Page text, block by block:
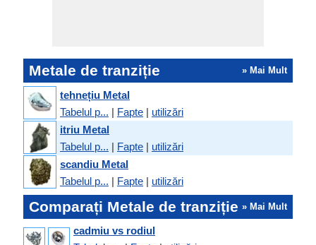
Metale de tranziție » Mai Mult
tehnețiu Metal
Tabelul p... | Fapte | utilizări
itriu Metal
Tabelul p... | Fapte | utilizări
scandiu Metal
Tabelul p... | Fapte | utilizări
Comparați Metale de tranziție » Mai Mult
cadmiu vs rodiul